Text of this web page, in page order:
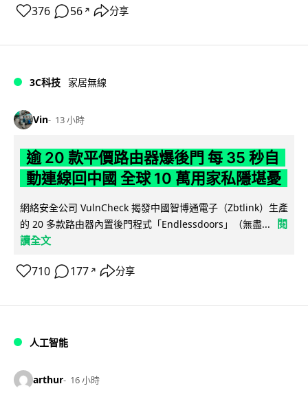
376 56 ↗ 分享
3C科技 家居無線
Vin 13 小時
逾 20 款平價路由器爆後門 每 35 秒自
動連線回中國 全球 10 萬用家私隱堪憂
網絡安全公司 VulnCheck 揭發中國智博通電子（Zbtlink）生產
的 20 多款路由器內置後門程式「Endlessdoors」（無盡...
閱
讀全文
710 177 ↗ 分享
人工智能
arthur 16 小時